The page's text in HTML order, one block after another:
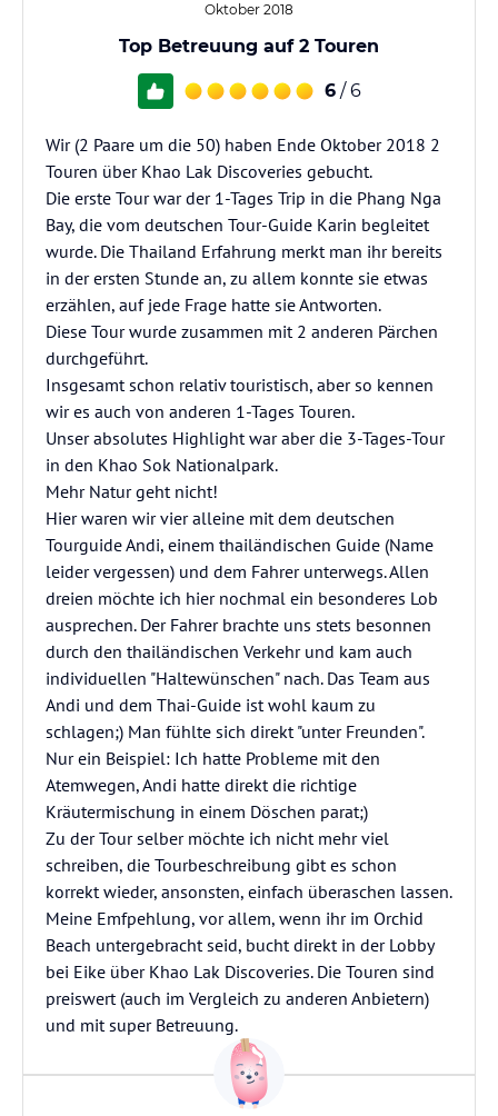
Oktober 2018
Top Betreuung auf 2 Touren
6 / 6
Wir (2 Paare um die 50) haben Ende Oktober 2018 2
Touren über Khao Lak Discoveries gebucht.
Die erste Tour war der 1-Tages Trip in die Phang Nga
Bay, die vom deutschen Tour-Guide Karin begleitet
wurde. Die Thailand Erfahrung merkt man ihr bereits
in der ersten Stunde an, zu allem konnte sie etwas
erzählen, auf jede Frage hatte sie Antworten.
Diese Tour wurde zusammen mit 2 anderen Pärchen
durchgeführt.
Insgesamt schon relativ touristisch, aber so kennen
wir es auch von anderen 1-Tages Touren.
Unser absolutes Highlight war aber die 3-Tages-Tour
in den Khao Sok Nationalpark.
Mehr Natur geht nicht!
Hier waren wir vier alleine mit dem deutschen
Tourguide Andi, einem thailändischen Guide (Name
leider vergessen) und dem Fahrer unterwegs. Allen
dreien möchte ich hier nochmal ein besonderes Lob
ausprechen. Der Fahrer brachte uns stets besonnen
durch den thailändischen Verkehr und kam auch
individuellen "Haltewünschen" nach. Das Team aus
Andi und dem Thai-Guide ist wohl kaum zu
schlagen;) Man fühlte sich direkt "unter Freunden".
Nur ein Beispiel: Ich hatte Probleme mit den
Atemwegen, Andi hatte direkt die richtige
Kräutermischung in einem Döschen parat;)
Zu der Tour selber möchte ich nicht mehr viel
schreiben, die Tourbeschreibung gibt es schon
korrekt wieder, ansonsten, einfach überaschen lassen.
Meine Emfpehlung, vor allem, wenn ihr im Orchid
Beach untergebracht seid, bucht direkt in der Lobby
bei Eike über Khao Lak Discoveries. Die Touren sind
preiswert (auch im Vergleich zu anderen Anbietern)
und mit super Betreuung.